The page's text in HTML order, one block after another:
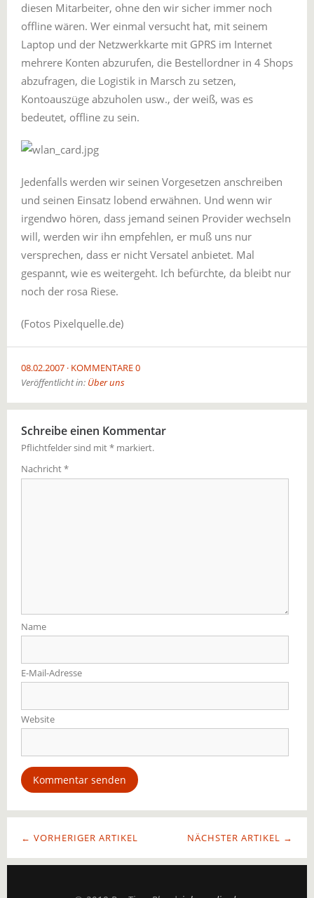
diesen Mitarbeiter, ohne den wir sicher immer noch
offline wären. Wer einmal versucht hat, mit seinem
Laptop und der Netzwerkkarte mit GPRS im Internet
mehrere Konten abzurufen, die Bestellordner in 4 Shops
abzufragen, die Logistik in Marsch zu setzen,
Kontoauszüge abzuholen usw., der weiß, was es
bedeutet, offline zu sein.
Jedenfalls werden wir seinen Vorgesetzen anschreiben
und seinen Einsatz lobend erwähnen. Und wenn wir
irgendwo hören, dass jemand seinen Provider wechseln
will, werden wir ihn empfehlen, er muß uns nur
versprechen, dass er nicht Versatel anbietet. Mal
gespannt, wie es weitergeht. Ich befürchte, da bleibt nur
noch der rosa Riese.
(Fotos Pixelquelle.de)
08.02.2007 KOMMENTARE 0
Veröffentlicht in: Über uns
Schreibe einen Kommentar
Pflichtfelder sind mit* markiert.
Nachricht*
Name
E-Mail-Adresse
Website
NÄCHSTER ARTIKEL →
← VORHERIGER ARTIKEL